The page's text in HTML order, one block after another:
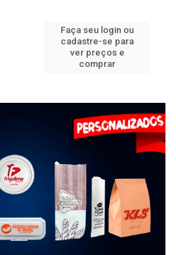
Faça seu login ou
cadastre-se para
ver preços e
comprar